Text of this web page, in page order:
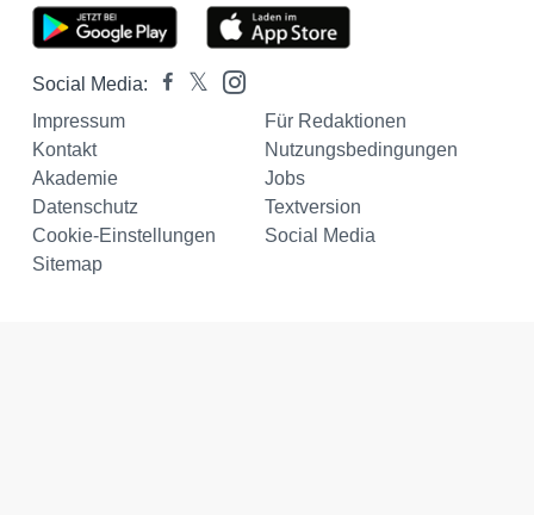
Social Media:
Impressum
Für Redaktionen
Kontakt
Nutzungsbedingungen
Akademie
Jobs
Datenschutz
Textversion
Cookie-Einstellungen
Social Media
Sitemap